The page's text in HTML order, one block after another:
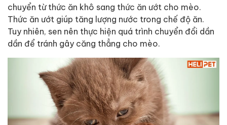
chuyển từ thức ăn khô sang thức ăn ướt cho mèo.
Thức ăn ướt giúp tăng lượng nước trong chế độ ăn.
Tuy nhiên, sen nên thực hiện quá trình chuyển đổi dần
dần để tránh gây căng thẳng cho mèo.